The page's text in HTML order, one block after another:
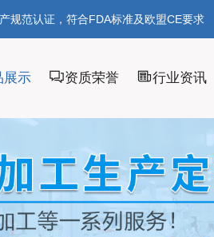
规范认证，符合FDA标准及欧盟CE要求
展示 资质荣誉 行业资讯